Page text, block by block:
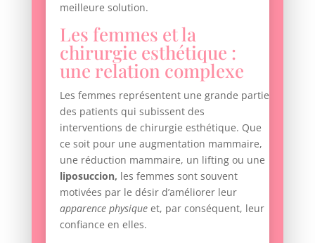
meilleure solution.
Les femmes et la
chirurgie esthétique :
une relation complexe
Les femmes représentent une grande partie
des patients qui subissent des
interventions de chirurgie esthétique. Que
ce soit pour une augmentation mammaire,
une réduction mammaire, un lifting ou une
liposuccion, les femmes sont souvent
motivées par le désir d’améliorer leur
apparence physiqueet, par conséquent, leur
confiance en elles.